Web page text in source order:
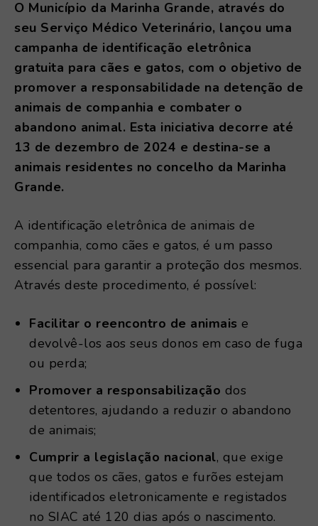
O Município da Marinha Grande, através do
seu Serviço Médico Veterinário, lançou uma
campanha de identificação eletrônica
gratuita para cães e gatos, com o objetivo de
promover a responsabilidade na detenção de
animais de companhia e combater o
abandono animal. Esta iniciativa decorre até
13 de dezembro de 2024 e destina-se a
animais residentes no concelho da Marinha
Grande.
A identificação eletrônica de animais de
companhia, como cães e gatos, é um passo
essencial para garantir a proteção dos mesmos.
Através deste procedimento, é possível:
Facilitar o reencontro de animais e
devolvê-los aos seus donos em caso de fuga
ou perda;
Promover a responsabilização dos
detentores, ajudando a reduzir o abandono
de animais;
Cumprir a legislação nacional, que exige
que todos os cães, gatos e furões estejam
identificados eletronicamente e registados
no SIAC até 120 dias após o nascimento.